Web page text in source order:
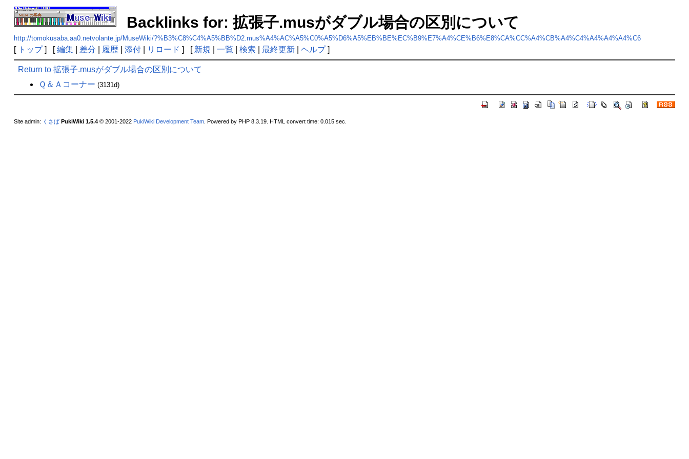
Backlinks for: 拡張子.musがダブル場合の区別について
http://tomokusaba.aa0.netvolante.jp/MuseWiki/?%B3%C8%C4%A5%BB%D2.mus%A4%AC%A5%C0%A5%D6%A5%EB%BE%EC%B9%E7%A4%CE%B6%E8%CA%CC%A4%CB%A4%C4%A4%A4%A4%C6
[ トップ] [編集| 差分 履歴| 添付| リロード ] [ 新規 一覧 検索 最終更新| ヘルプ]
Return to 拡張子.musがダブル場合の区別について
Ｑ＆Ａコーナー (3131d)
Site admin: くさば PukiWiki 1.5.4© 2001-2022 PukiWiki Development Team. Powered by PHP 8.3.19. HTML convert time: 0.015 sec.